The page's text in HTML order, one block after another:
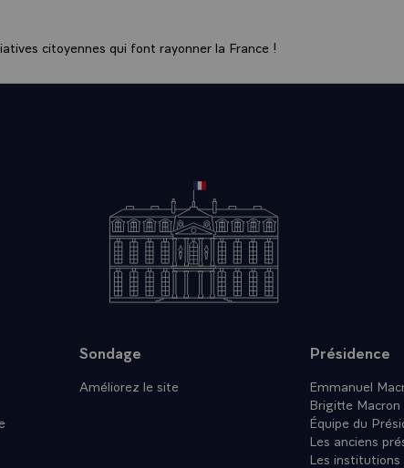
citoyennes qui font rayonner la France !
Sondage
Améliorez le site
Présidence
Emmanuel
Brigitte Macron
Équipe du
Les anciens
Les institutions